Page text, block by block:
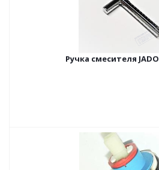
Ручка смесителя JADO